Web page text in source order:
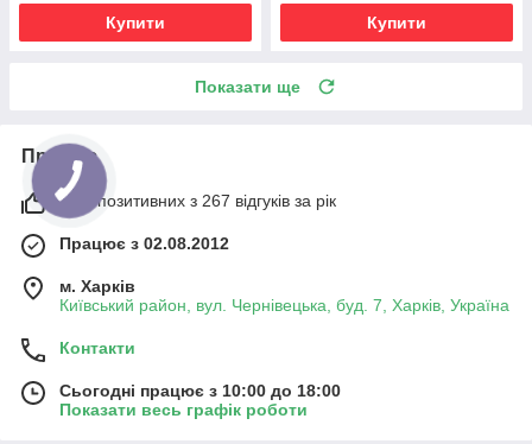
Купити Купити
Показати ще
Про нас
98% позитивних з 267 відгуків за рік
Працює з 02.08.2012
м. Харків
Київський район, вул. Чернівецька, буд. 7, Харків, Україна
Контакти
Сьогодні працює з 10:00 до 18:00
Показати весь графік роботи